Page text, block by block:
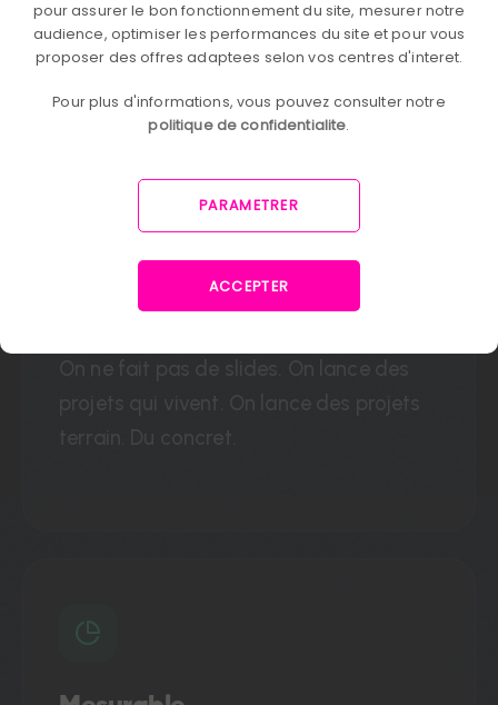
direction. Pas d'un cabinet de conseil. De
ceux qui font le travail au quotidien.
pour assurer le bon fonctionnement du site, mesurer notre
audience, optimiser les performances du site et pour vous
proposer des offres adaptees selon vos centres d'interet.
Pour plus d'informations, vous pouvez consulter notre
politique de confidentialite.
PARAMETRER
ACCEPTER